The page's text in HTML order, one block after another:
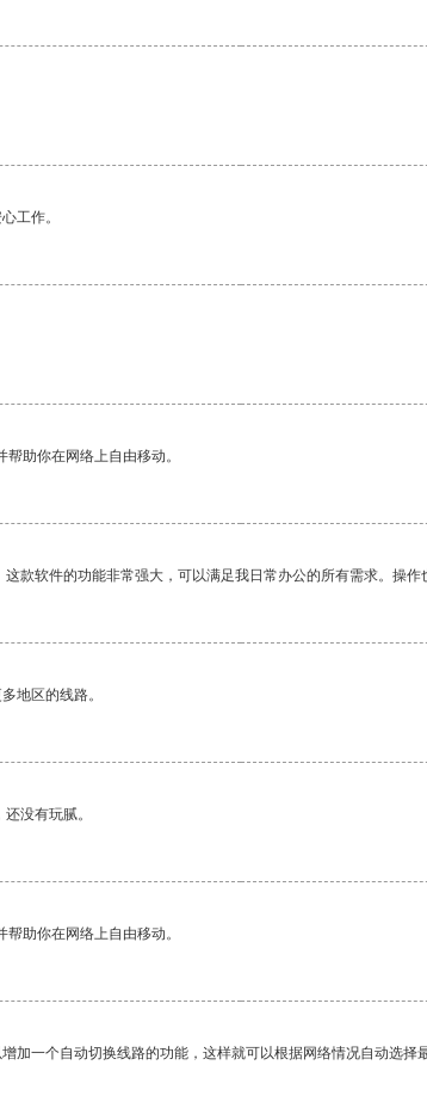
工作。
助你在网络上自由移动。
款软件的功能非常强大，可以满足我日常办公的所有需求。操作
地区的线路。
没有玩腻。
助你在网络上自由移动。
一个自动切换线路的功能，这样就可以根据网络情况自动选择